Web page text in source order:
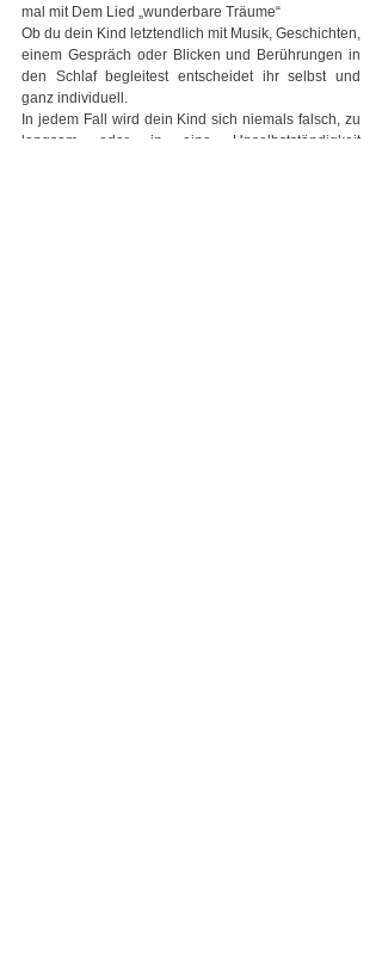
mal mit Dem Lied „wunderbare Träume“
Ob du dein Kind letztendlich mit Musik, Geschichten,
einem Gespräch oder Blicken und Berührungen in
den Schlaf begleitest entscheidet ihr selbst und
ganz individuell.
In jedem Fall wird dein Kind sich niemals falsch, zu
langsam oder in eine Unselbstständigkeit